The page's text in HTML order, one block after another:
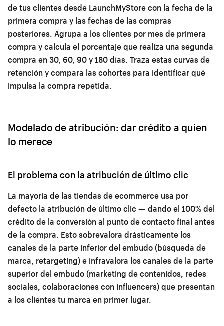
de tus clientes desde LaunchMyStore con la fecha de la
primera compra y las fechas de las compras
posteriores. Agrupa a los clientes por mes de primera
compra y calcula el porcentaje que realiza una segunda
compra en 30, 60, 90 y 180 días. Traza estas curvas de
retención y compara las cohortes para identificar qué
impulsa la compra repetida.
Modelado de atribución: dar crédito a quien
lo merece
El problema con la atribución de último clic
La mayoría de las tiendas de ecommerce usa por
defecto la atribución de último clic — dando el 100% del
crédito de la conversión al punto de contacto final antes
de la compra. Esto sobrevalora drásticamente los
canales de la parte inferior del embudo (búsqueda de
marca, retargeting) e infravalora los canales de la parte
superior del embudo (marketing de contenidos, redes
sociales, colaboraciones con influencers) que presentan
a los clientes tu marca en primer lugar.